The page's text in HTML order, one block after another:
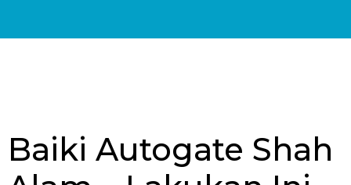
Baiki Autogate Shah